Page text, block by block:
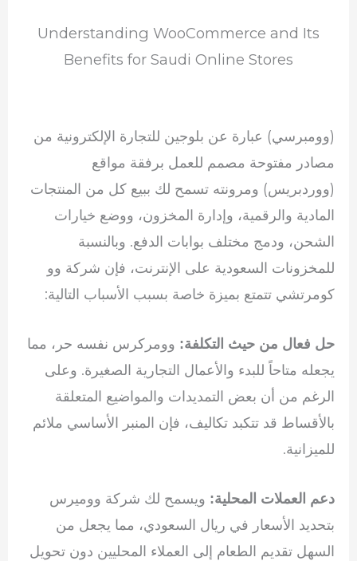
Understanding WooCommerce and Its
Benefits for Saudi Online Stores
(وومبرسي) عبارة عن بلوجين للتجارة الإلكترونية من
مصادر مفتوحة مصمم للعمل برفقة مواقع
(ووردبريس) ومرونته تسمح لك ببيع كل من المنتجات
المادية والرقمية، وإدارة المخزون، ووضع خيارات
الشحن، ودمج مختلف بوابات الدفع. وبالنسبة
للمخزونات السعودية على الإنترنت، فإن شركة وو
كومرتشي تتمتع بميزة خاصة بسبب الأسباب التالية:
حل فعال من حيث التكلفة: وومركرس نفسه حر، مما
يجعله متاحاً للبدء والأعمال التجارية الصغيرة. وعلى
الرغم من أن بعض التمديدات والمواضيع المتعلقة
بالأقساط قد تتكبد تكاليف، فإن المنبر الأساسي ملائم
للميزانية.
دعم العملات المحلية: ويسمح لك شركة ووميرس
بتحديد الأسعار في ريال السعودي، مما يجعل من
السهل تقديم الطعام إلى العملاء المحليين دون تحويل